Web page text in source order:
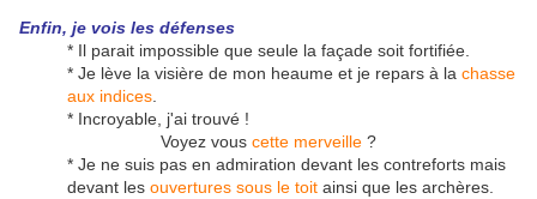
Enfin, je vois les défenses
* Il parait impossible que seule la façade soit fortifiée.
* Je lève la visière de mon heaume et je repars à la chasse
aux indices
* Incroyable, j'ai trouvé !
Voyez vous cette merveille ?
* Je ne suis pas en admiration devant les contreforts mais
devant les ouvertures sous le toit ainsi que les archères.